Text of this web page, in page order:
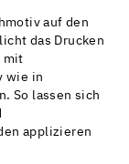
auf den
das Drucken
mit
wie in
So lassen sich
applizieren